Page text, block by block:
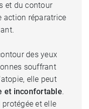
et du contour
action réparatrice
des yeux
souffrant
elle peut
et inconfortable.
et elle